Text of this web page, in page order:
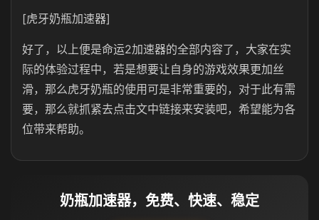
[虎牙奶瓶加速器]
好了，以上便是命运2加速器的全部内容了，大家在实
际的体验过程中，若是想要让自身的游戏效果更加丝
滑，那么虎牙奶瓶的使用可是非常重要的，对于此有需
要，那么就抓紧去点击文中链接来安装吧，希望能为各
位带来帮助。
奶瓶加速器，免费、快速、稳定